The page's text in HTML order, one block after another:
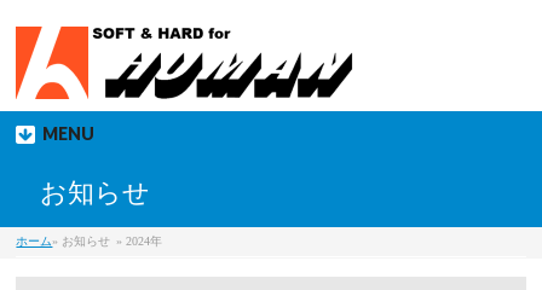
MENU
お知らせ
ホーム» お知らせ » 2024年